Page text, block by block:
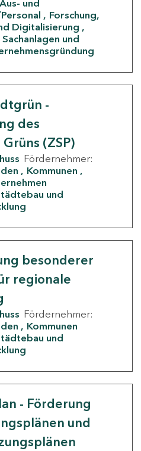
und
Forschung,
Digitalisierung
und
-
des
(ZSP)
Fördernehmer:
Kommunen
und
besonderer
regionale
Fördernehmer:
Kommunen
und
- Förderung
und